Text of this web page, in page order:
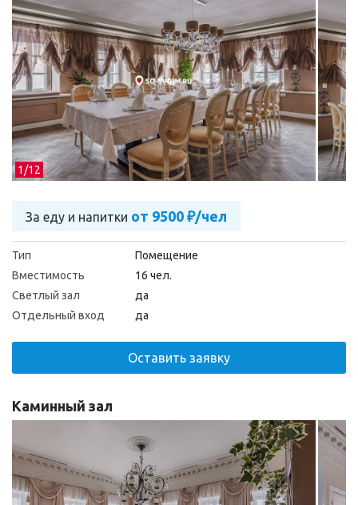
1/12
За еду и напитки от 9500 ₽/чел
Тип
Помещение
Вместимость
16 чел.
Светлый зал
да
Отдельный вход
да
Оставить заявку
Каминный зал